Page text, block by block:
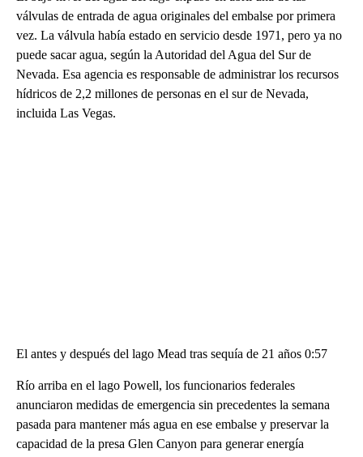
válvulas de entrada de agua originales del embalse por primera
vez. La válvula había estado en servicio desde 1971, pero ya no
puede sacar agua, según la Autoridad del Agua del Sur de
Nevada. Esa agencia es responsable de administrar los recursos
hídricos de 2,2 millones de personas en el sur de Nevada,
incluida Las Vegas.
El antes y después del lago Mead tras sequía de 21 años 0:57
Río arriba en el lago Powell, los funcionarios federales
anunciaron medidas de emergencia sin precedentes la semana
pasada para mantener más agua en ese embalse y preservar la
capacidad de la presa Glen Canyon para generar energía